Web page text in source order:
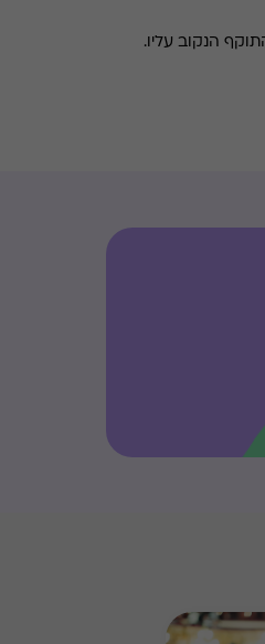
הנקוב עליו.